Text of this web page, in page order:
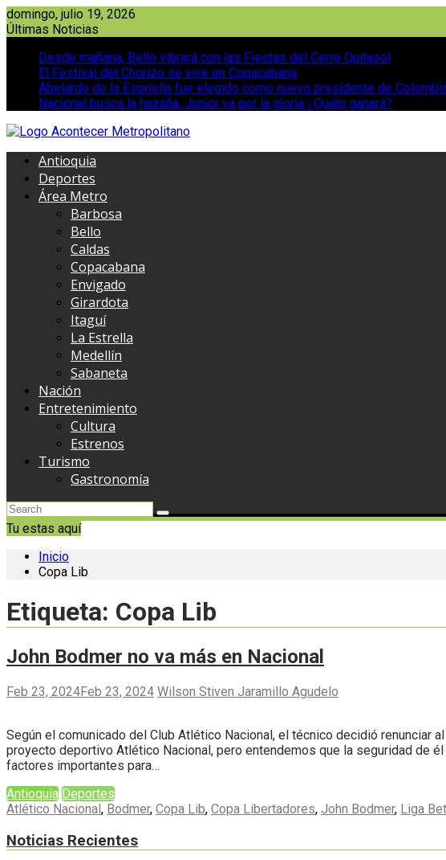
Saltar
al
domingo, julio 19, 2026
Últimas Noticias
Desde mañana, Bello vibrará con las Fiestas del Cerro Quitasol
El Festival del Chorizo se vive en Copacabana
Abelardo de la Espriella fue elegido como nuevo presidente de
Nacional busca la hazaña, Junior va por la gloria ¿Quién ganará?
Antioquia
Deportes
Área Metro
Barbosa
Bello
Caldas
Copacabana
Envigado
Girardota
Itaguí
La Estrella
Medellín
Sabaneta
Nación
Entretenimiento
Cultura
Estrenos
Turismo
Gastronomía
Tu estas aquí
Inicio
Copa Lib
Etiqueta: Copa Lib
John Bodmer no va más en Nacional
Feb 23, 2024Feb 23, 2024 Wilson Stiven Jaramillo Agudelo
Según el comunicado del Club Atlético Nacional, el técnico decidió renunciar
proyecto deportivo Atlético Nacional, pero entendemos que la seguridad de
factores importantes para…
Antioquia Deportes
Atlético Nacional, Bodmer, Copa Lib, Copa Libertadores, John Bodmer, Liga
Noticias Recientes